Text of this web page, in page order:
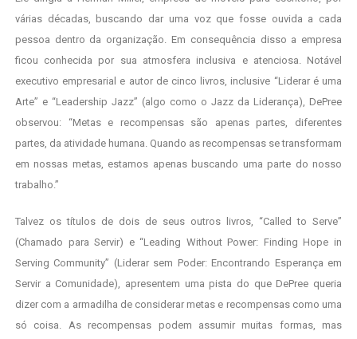
várias décadas, buscando dar uma voz que fosse ouvida a cada
pessoa dentro da organização. Em consequência disso a empresa
ficou conhecida por sua atmosfera inclusiva e atenciosa. Notável
executivo empresarial e autor de cinco livros, inclusive “Liderar é uma
Arte” e “Leadership Jazz” (algo como o Jazz da Liderança), DePree
observou: “Metas e recompensas são apenas partes, diferentes
partes, da atividade humana. Quando as recompensas se transformam
em nossas metas, estamos apenas buscando uma parte do nosso
trabalho.”
Talvez os títulos de dois de seus outros livros, “Called to Serve”
(Chamado para Servir) e “Leading Without Power: Finding Hope in
Serving Community” (Liderar sem Poder: Encontrando Esperança em
Servir a Comunidade), apresentem uma pista do que DePree queria
dizer com a armadilha de considerar metas e recompensas como uma
só coisa. As recompensas podem assumir muitas formas, mas